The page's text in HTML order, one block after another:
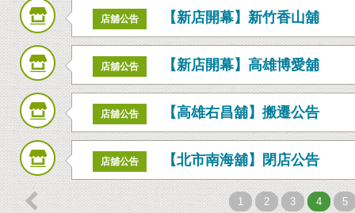
店舖公告 【新店開幕】新竹香山舖
店舖公告 【新店開幕】高雄博愛舖
店舖公告 【高雄右昌舖】搬遷公告
店舖公告 【北市南海舖】閉店公告
 1 2 3 4 5